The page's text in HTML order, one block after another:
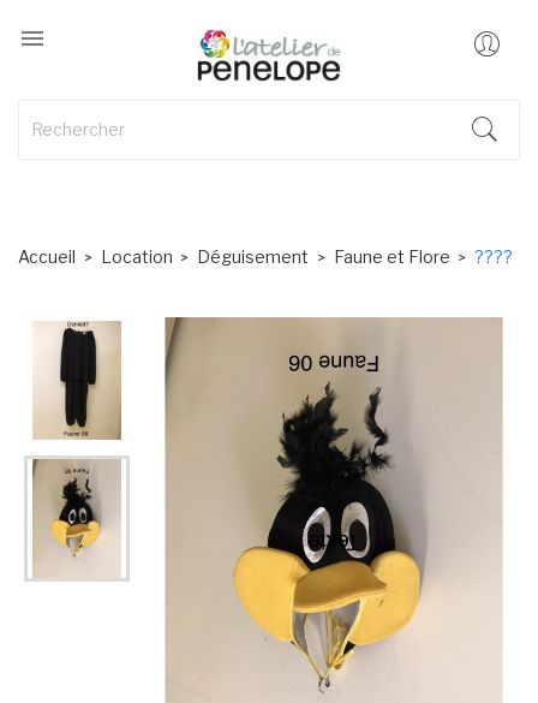

Accueil Location Déguisement Faune et Flore ????